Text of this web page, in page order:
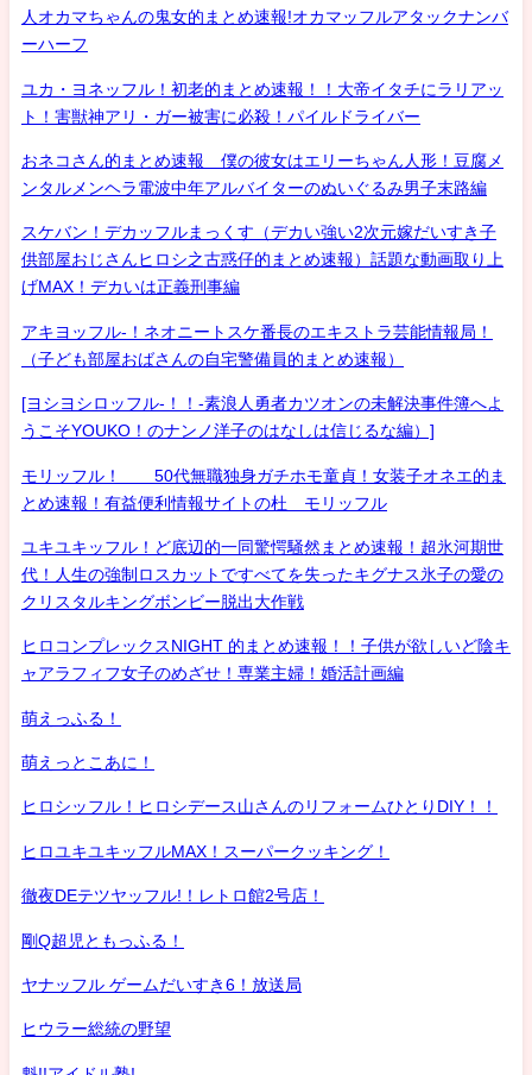
人オカマちゃんの鬼女的まとめ速報!オカマッフルアタックナンバ
ーハーフ
ユカ・ヨネッフル！初老的まとめ速報！！大帝イタチにラリアッ
ト！害獣神アリ・ガー被害に必殺！パイルドライバー
おネコさん的まとめ速報 僕の彼女はエリーちゃん人形！豆腐メ
ンタルメンヘラ電波中年アルバイターのぬいぐるみ男子末路編
スケバン！デカッフルまっくす（デカい強い2次元嫁だいすき子
供部屋おじさんヒロシ之古惑仔的まとめ速報）話題な動画取り上
げMAX！デカいは正義刑事編
アキヨッフル-！ネオニートスケ番長のエキストラ芸能情報局！
（子ども部屋おばさんの自宅警備員的まとめ速報）
[ヨシヨシロッフル-！！-素浪人勇者カツオンの未解決事件簿へよ
うこそYOUKO！のナンノ洋子のはなしは信じるな編）]
モリッフル！ 50代無職独身ガチホモ童貞！女装子オネエ的ま
とめ速報！有益便利情報サイトの杜 モリッフル
ユキユキッフル！ど底辺的一同驚愕騒然まとめ速報！超氷河期世
代！人生の強制ロスカットですべてを失ったキグナス氷子の愛の
クリスタルキングボンビー脱出大作戦
ヒロコンプレックスNIGHT 的まとめ速報！！子供が欲しいど陰キ
ャアラフィフ女子のめざせ！専業主婦！婚活計画編
萌えっふる！
萌えっとこあに！
ヒロシッフル！ヒロシデース山さんのリフォームひとりDIY！！
ヒロユキユキッフルMAX！スーパークッキング！
徹夜DEテツヤッフル!！レトロ館2号店！
剛Q超児ともっふる！
ヤナッフル ゲームだいすき6！放送局
ヒウラー総統の野望